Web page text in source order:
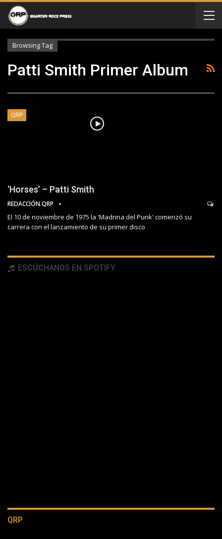
Browsing Tag
Patti Smith Primer Album
QRP
‘Horses’ – Patti Smith
REDACCIÓN QRP
El 10 de noviembre de 1975 la 'Madrina del Punk' comenzó su
carrera con el lanzamiento de su primer disco
ESCÚCHANOS EN SPOTIFY
QRP